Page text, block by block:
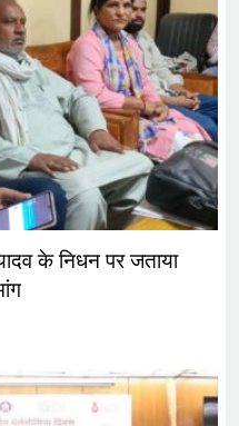
के निधन पर जताया